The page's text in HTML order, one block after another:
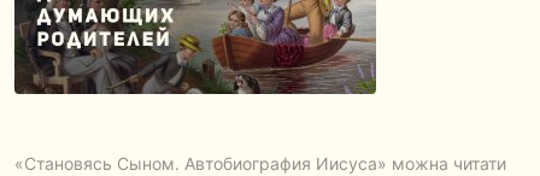
«Становясь Сыном. Автобиография Иисуса» можна читати